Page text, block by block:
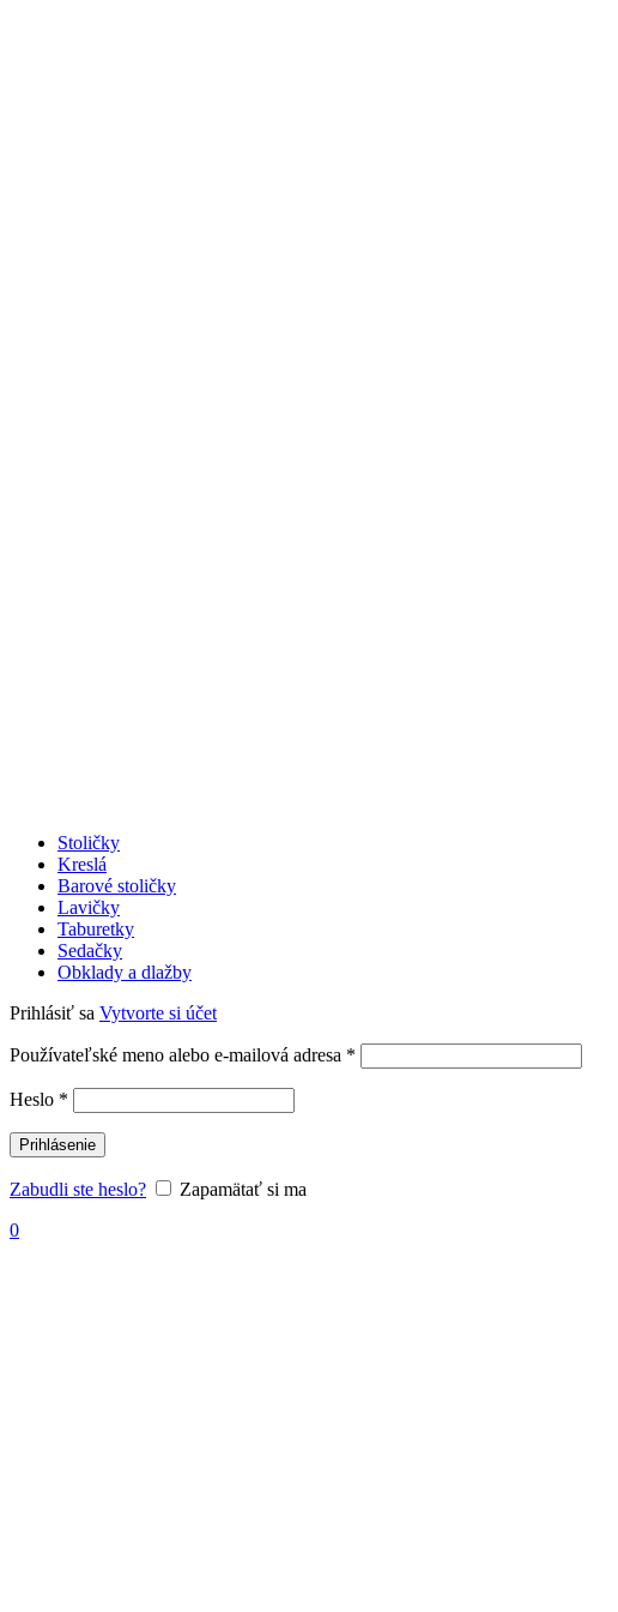
Stoličky
Kreslá
Barové stoličky
Lavičky
Taburetky
Sedačky
Obklady a dlažby
Prihlásiť sa Vytvorte si účet
Používateľské meno alebo e-mailová adresa *
Heslo *
Prihlásenie
Zabudli ste heslo?
Zapamätať si ma
0